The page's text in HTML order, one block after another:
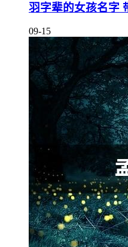
羽字辈的女孩名字
09-15